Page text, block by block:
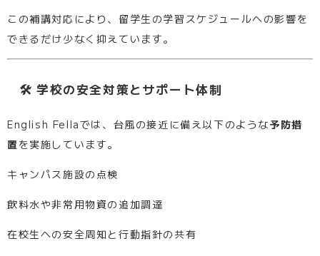
この補講対応により、留学生の学習スケジュールへの影響を
できるだけ少なく抑えています。
🛠 学校の安全対策とサポート体制
English Fellaでは、台風の接近に備え以下のような予防措
置 を実施しています。
キャンパス施設の点検
飲料水や非常用物資の追加調達
在校生への安全周知と行動指針の共有